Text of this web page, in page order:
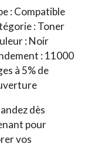
: Compatible
: Toner
: Noir
: 11000
à 5% de
dès
pour
vos